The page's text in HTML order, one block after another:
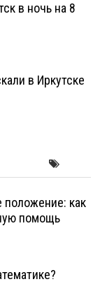
в ночь на 8
в Иркутске
как
помощь